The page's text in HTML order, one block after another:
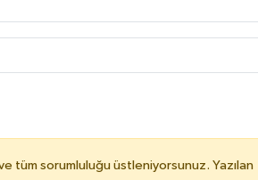
tüm sorumluluğu üstleniyorsunuz. Yazılan